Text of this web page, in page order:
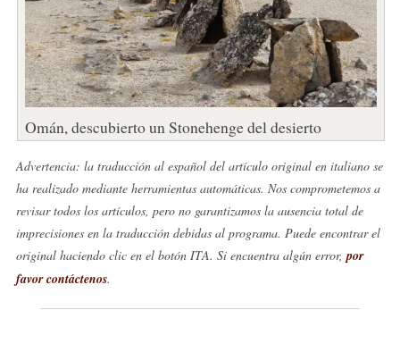
Omán, descubierto un Stonehenge del desierto
Advertencia: la traducción al español del artículo original en italiano se
ha realizado mediante herramientas automáticas. Nos comprometemos a
revisar todos los artículos, pero no garantizamos la ausencia total de
imprecisiones en la traducción debidas al programa. Puede encontrar el
original haciendo clic en el botón ITA. Si encuentra algún error, por
favor contáctenos.